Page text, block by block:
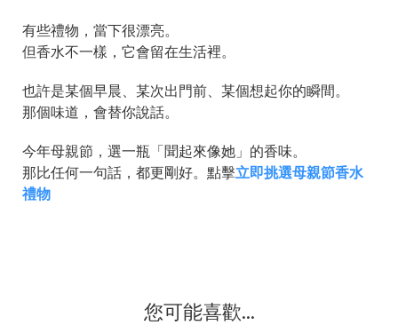
有些禮物，當下很漂亮。
但香水不一樣，它會留在生活裡。
也許是某個早晨、某次出門前、某個想起你的瞬間。
那個味道，會替你說話。
今年母親節，選一瓶「聞起來像她」的香味。
那比任何一句話，都更剛好。點擊立即挑選母親節香水
禮物
您可能喜歡...